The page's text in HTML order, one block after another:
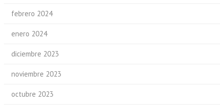
febrero 2024
enero 2024
diciembre 2023
noviembre 2023
octubre 2023